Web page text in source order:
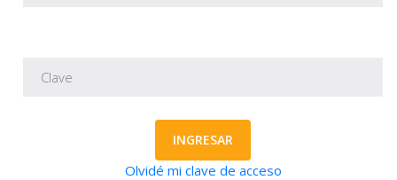
INGRESAR
Olvidé mi clave de acceso